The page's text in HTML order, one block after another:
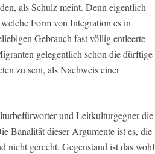
als Schulz meint. Denn eigentlich
Form von Integration es in
Gebrauch fast völlig entleerte
gelegentlich schon die dürftige
zu sein, als Nachweis einer
und Leitkulturgegner die
Banalität dieser Argumente ist es, die
nicht gerecht. Gegenstand ist das wohl